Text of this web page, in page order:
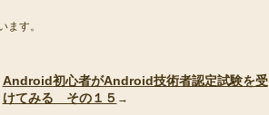
す。
Android初心者がAndroid技術者認定試験を受
けてみる その１５ →